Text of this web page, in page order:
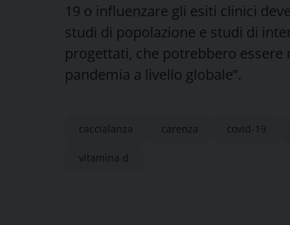
19 o influenzare gli esiti clinici
studi di popolazione e studi di
progettati, che potrebbero
pandemia a livello globale”.
caccialanza carenza covid-19
vitamina d